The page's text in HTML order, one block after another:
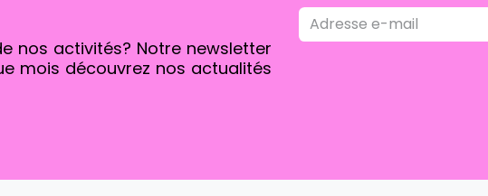
nos activités? Notre newsletter
mois découvrez nos actualités